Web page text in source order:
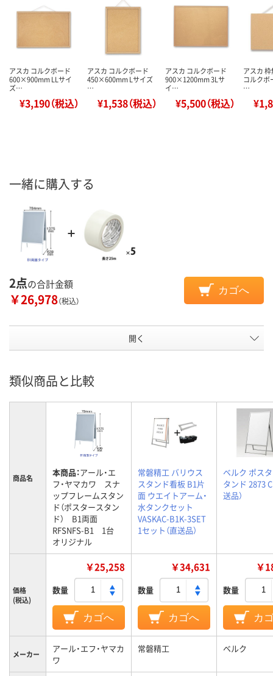
アスカ コルクボード
600×900mm LLサイ
ズ…
¥3,190（税込）
アスカ コルクボード
450×600mm Lサイズ
…
¥1,538（税込）
アスカ コルクボード
900×1200mm 3Lサ
イ…
¥5,500（税込）
アスカ
コルクボ
…
一緒に購入する
2点の合計金額
￥26,978（税込）
カゴへ
開く
類似商品と比較
商品名 本商品：アール・エ
フ・ヤマカワ スナ
ップフレームスタン
ド（ポスタースタン
ド） B1両面
RFSNFS-B1 1台
オリジナル
常磐精工 バリウス
スタンド看板 B1片
面 ウエイトアーム・
水タンクセット
VASKAC-B1K-3SET
1セット（直送品）
ベルク ポス
タンド 2873 C
送品）
価格
(税込)
￥25,258
数量
カゴへ
￥34,631
数量
カゴへ
￥
数量
カ
メーカー
アール・エフ・ヤマカ
ワ
常磐精工 ベルク